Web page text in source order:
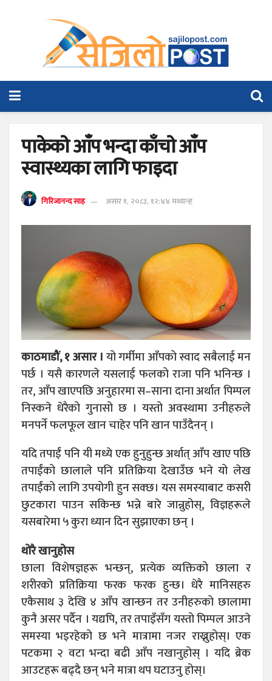
पाकेकाे आँप भन्दा काँचाे आँप
स्वास्थ्यका लागि फाइदा
गिरिजानन्द साह असार १, २०८३, १२:४४ मध्यान्ह
काठमाडौं, १ असार ।यो गर्मीमा आँपको स्वाद सबैलाई मन
पर्छ । यसै कारणले यसलाई फलको राजा पनि भनिन्छ ।
तर, आँप खाएपछि अनुहारमा स–साना दाना अर्थात पिम्पल
निस्कने धेरैको गुनासो छ । यस्तो अवस्थामा उनीहरुले
मनपर्ने फलफूल खान चाहेर पनि खान पाउँदैनन् ।
यदि तपाईं पनि यी मध्ये एक हुनुहुन्छ अर्थात् आँप खाए पछि
तपाईंको छालाले पनि प्रतिक्रिया देखाउँछ भने यो लेख
तपाईंको लागि उपयोगी हुन सक्छ। यस समस्याबाट कसरी
छुटकारा पाउन सकिन्छ भन्ने बारे जान्नुहोस्, विज्ञहरूले
यसबारेमा ५ कुरा ध्यान दिन सुझाएका छन् ।
थोरै खानुहोस
छाला विशेषज्ञहरू भन्छन्, प्रत्येक व्यक्तिको छाला र
शरीरको प्रतिक्रिया फरक फरक हुन्छ। धेरै मानिसहरु
एकैसाथ ३ देखि ४ आँप खान्छन तर उनीहरुको छालामा
कुनै असर पर्दैन । यद्यपि, तर तपाइँसँग यस्तो पिम्पल आउने
समस्या भइरहेको छ भने मात्रामा नजर राख्नुहोस्। एक
पटकमा २ वटा भन्दा बढी आँप नखानुहोस् । यदि ब्रेक
आउटहरू बढ्दै छन् भने मात्रा थप घटाउनु होस्।